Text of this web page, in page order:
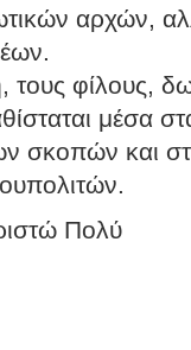
αρχών,
τους φίλους,
μέσα
σκοπών και
Πολύ